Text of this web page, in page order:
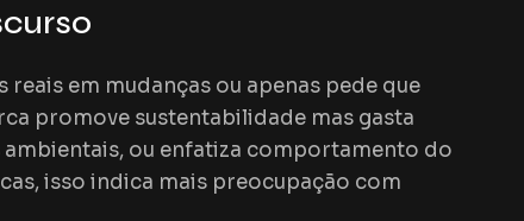
reais em mudanças ou apenas pede que
promove sustentabilidade mas gasta
ou enfatiza comportamento do
isso indica mais preocupação com